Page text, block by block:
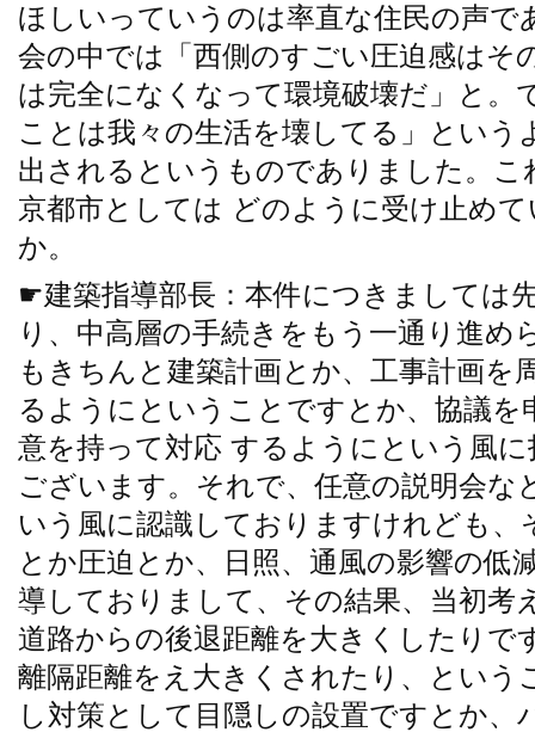
ほしいっていうのは率直な住民の声で
会の中では「西側のすごい圧迫感はそ
は完全になくなって環境破壊だ」と。
ことは我々の生活を壊してる」という
出されるというものでありました。
京都市としては どのように受け止め
か。
☛建築指導部長：本件につきましては
り、中高層の手続きをもう一通り進め
もきちんと建築計画とか、工事計画を
るようにということですとか、協議を
意を持って対応 するようにという風
ございます。それで、任意の説明会な
いう風に認識しておりますけれども、
とか圧迫とか、日照、通風の影響の低
導しておりまして、その結果、当初考
道路からの後退距離を大きくしたりで
離隔距離をえ大きくされたり、という
し対策として目隠しの設置ですとか、